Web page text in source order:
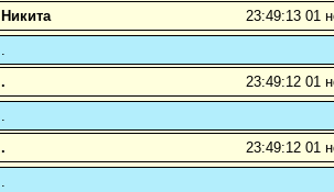
Никита
23:49:13 01
.
.
23:49:12 01
.
.
23:49:12 01
.